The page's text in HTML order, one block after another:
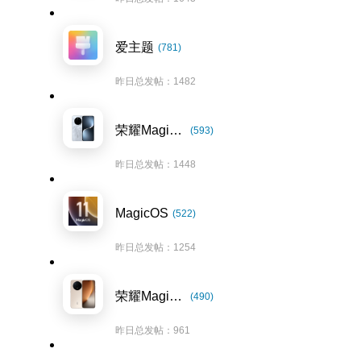
爱主题 (781)
昨日总发帖：1482
荣耀Magic7系列 (593)
昨日总发帖：1448
MagicOS (522)
昨日总发帖：1254
荣耀Magic8系列 (490)
昨日总发帖：961